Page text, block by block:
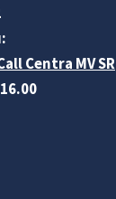
Centra MV SR